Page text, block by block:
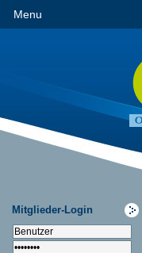
Menu
Mitglieder-Login